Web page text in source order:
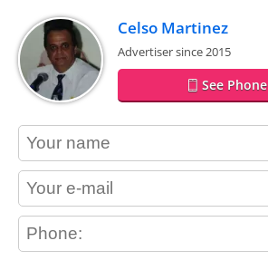
Celso Martinez
Advertiser since 2015
See
contact_name
contact_email
contact_phone